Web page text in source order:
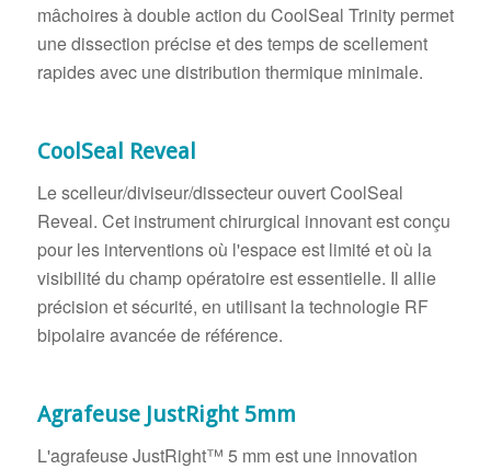
mâchoires à double action du CoolSeal Trinity permet
une dissection précise et des temps de scellement
rapides avec une distribution thermique minimale.
CoolSeal Reveal
Le scelleur/diviseur/dissecteur ouvert CoolSeal
Reveal. Cet instrument chirurgical innovant est conçu
pour les interventions où l'espace est limité et où la
visibilité du champ opératoire est essentielle. Il allie
précision et sécurité, en utilisant la technologie RF
bipolaire avancée de référence.
Agrafeuse JustRight 5mm
L'agrafeuse JustRight™ 5 mm est une innovation